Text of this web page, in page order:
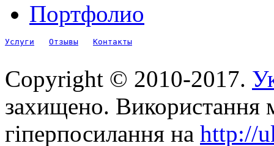
Портфолио
Услуги Отзывы Контакты
Copyright © 2010-2017.
захищено. Використання
гіперпосилання на http://